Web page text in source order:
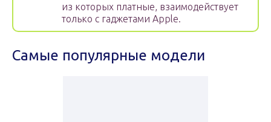
из которых платные, взаимодействует
только с гаджетами Apple.
Самые популярные модели